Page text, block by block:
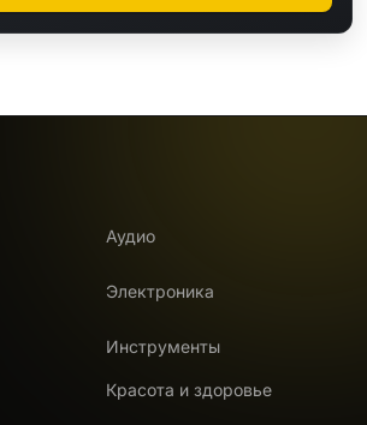
Аудио
Электроника
Инструменты
Красота и здоровье